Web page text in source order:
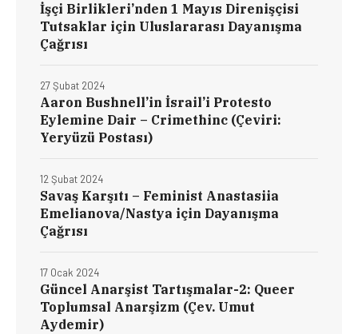
İşçi Birlikleri’nden 1 Mayıs Direnişçisi
Tutsaklar için Uluslararası Dayanışma
Çağrısı
Aaron Bushnell’in İsrail’i Protesto
Eylemine Dair – Crimethinc (Çeviri:
Yeryüzü Postası)
27 Şubat 2024
Savaş Karşıtı – Feminist Anastasiia
Emelianova/Nastya için Dayanışma
Çağrısı
12 Şubat 2024
Güncel Anarşist Tartışmalar-2: Queer
Toplumsal Anarşizm (Çev. Umut
Aydemir)
17 Ocak 2024